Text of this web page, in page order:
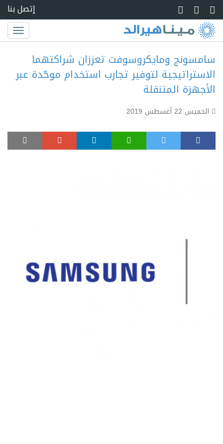
Skip to main
إتصل بنا
Toggle
سامسونج ومايكروسوفت تعززان شراكتهما
الاستراتيجية لتوفير تجارب استخدام موحّدة عبر
الأجهزة المتنقلة
الخميس 22 أغسطس 2019